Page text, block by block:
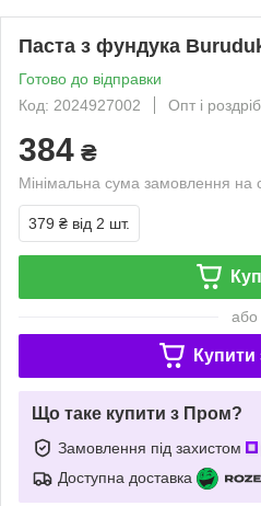
Паста з фундука
Готово до відправки
Код: 2024927002
Опт і роздріб
384 ₴
Мінімальна сума замовлення на
379 ₴ від 2 шт.
або
Купити
Що таке купити з Пром?
Замовлення під захистом
Доступна доставка